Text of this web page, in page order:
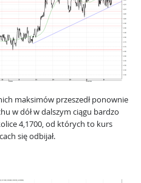
maksimów przeszedł ponownie
w dół w dalszym ciągu bardzo
4,1700, od których to kurs
się odbijał.